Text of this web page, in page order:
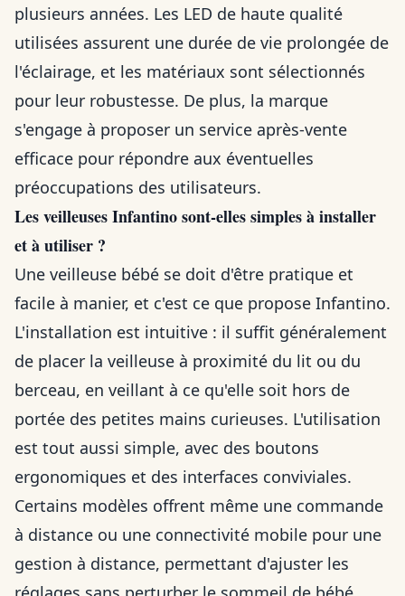
plusieurs années. Les LED de haute qualité
utilisées assurent une durée de vie prolongée de
l'éclairage, et les matériaux sont sélectionnés
pour leur robustesse. De plus, la marque
s'engage à proposer un service après-vente
efficace pour répondre aux éventuelles
préoccupations des utilisateurs.
Les veilleuses Infantino sont-elles simples à installer
et à utiliser ?
Une veilleuse bébé se doit d'être pratique et
facile à manier, et c'est ce que propose Infantino.
L'installation est intuitive : il suffit généralement
de placer la veilleuse à proximité du lit ou du
berceau, en veillant à ce qu'elle soit hors de
portée des petites mains curieuses. L'utilisation
est tout aussi simple, avec des boutons
ergonomiques et des interfaces conviviales.
Certains modèles offrent même une commande
à distance ou une connectivité mobile pour une
gestion à distance, permettant d'ajuster les